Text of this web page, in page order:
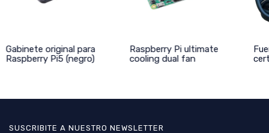
Gabinete original para
Raspberry Pi5 (negro)
Raspberry Pi ultimate
cooling dual fan
SUSCRIBITE A NUESTRO NEWSLETTER